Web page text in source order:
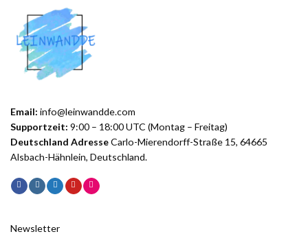
Email: info@leinwandde.com
Supportzeit: 9:00 – 18:00 UTC (Montag – Freitag)
Deutschland AdresseCarlo-Mierendorff-Straße 15, 64665
Alsbach-Hähnlein, Deutschland.
Newsletter